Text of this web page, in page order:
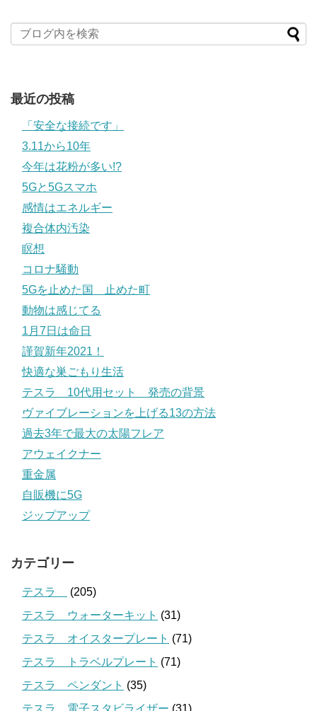
最近の投稿
「安全な接続です」
3.11から10年
今年は花粉が多い!?
5Gと5Gスマホ
感情はエネルギー
複合体内汚染
瞑想
コロナ騒動
5Gを止めた国 止めた町
動物は感じてる
1月7日は命日
謹賀新年2021！
快適な巣ごもり生活
テスラ 10代用セット 発売の背景
ヴァイブレーションを上げる13の方法
過去3年で最大の太陽フレア
アウェイクナー
重金属
自販機に5G
ジップアップ
カテゴリー
テスラ
(205)
テスラ ウォーターキット (31)
テスラ オイスタープレート (71)
テスラ トラベルプレート (71)
テスラ ペンダント (35)